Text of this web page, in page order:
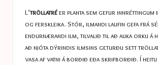
L’tröllatréer planta sem gefur innréttingum
og ferskleika. Stór, ilmandi laufin gefa frá
endurnærandi ilm, tilvalið til að auka orku á
að njóta dýrindis ilmsins geturðu sett
vasa af vatni á borðið eða skrifborðið. Í